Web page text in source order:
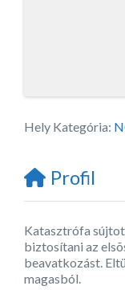
Hely Kategória:
Profil
Katasztrófa
biztosítani az
beavatkozást.
magasból.